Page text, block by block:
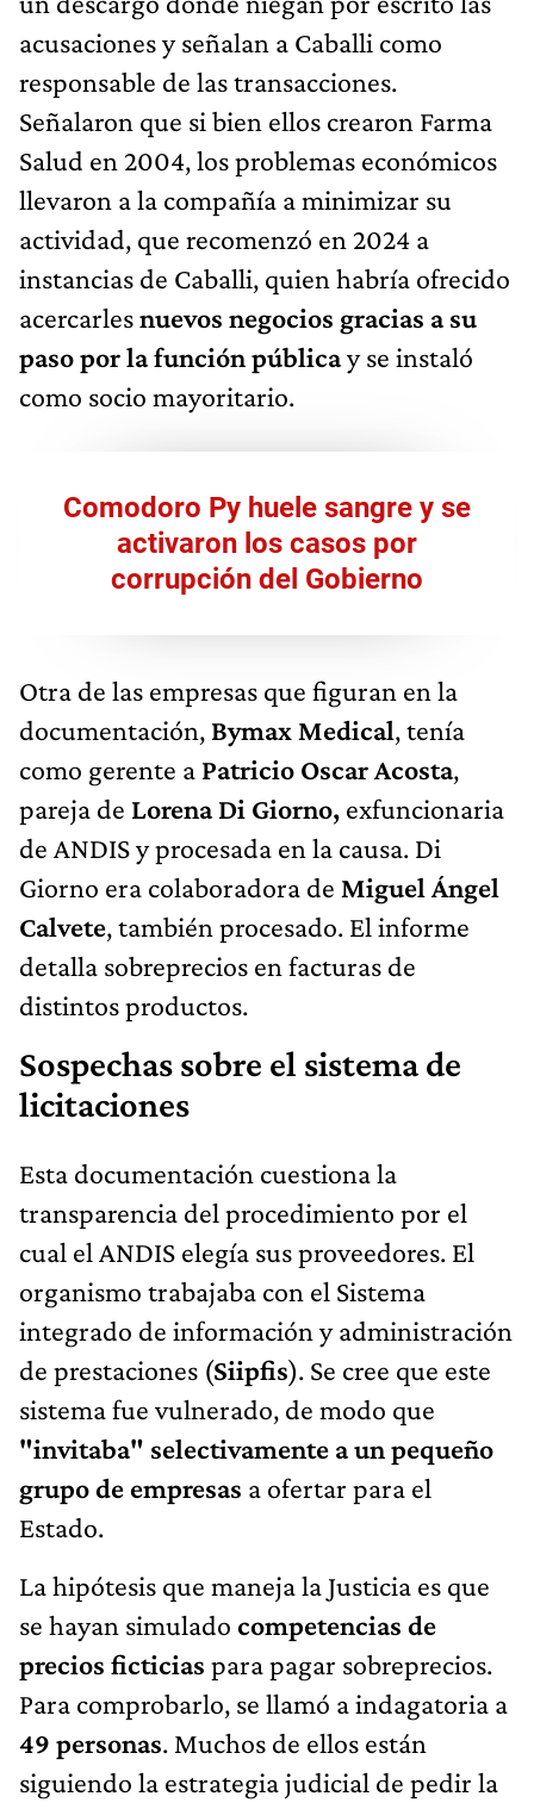
acusaciones y señalan a Caballi como
responsable de las transacciones.
Señalaron que si bien ellos crearon Farma
Salud en 2004, los problemas económicos
llevaron a la compañía a minimizar su
actividad, que recomenzó en 2024 a
instancias de Caballi, quien habría ofrecido
acercarlesnuevos negocios gracias a su
paso por la función públicay se instaló
como socio mayoritario.
Comodoro Py huele sangre y se
activaron los casos por
corrupción del Gobierno
Otra de las empresas que figuran en la
documentación, Bymax Medical, tenía
como gerente a Patricio Oscar Acosta,
pareja de Lorena Di Giorno, exfuncionaria
de ANDIS y procesada en la causa. Di
Giorno era colaboradora de Miguel Ángel
Calvete, también procesado. El informe
detalla sobreprecios en facturas de
distintos productos.
Sospechas sobre el sistema de
licitaciones
Esta documentación cuestiona la
transparencia del procedimiento por el
cual el ANDIS elegía sus proveedores. El
organismo trabajaba con el Sistema
integrado de información y administración
de prestaciones (Siipfis). Se cree que este
sistema fue vulnerado, de modo que
"invitaba" selectivamente a un pequeño
grupo de empresas a ofertar para el
Estado.
La hipótesis que maneja la Justicia es que
se hayan simulado competencias de
precios ficticias para pagar sobreprecios.
Para comprobarlo, se llamó a indagatoria a
49 personas. Muchos de ellos están
siguiendo la estrategia judicial de pedir la